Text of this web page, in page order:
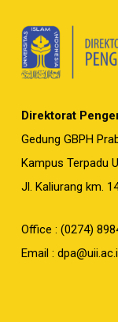
Direktorat
Gedung GBPH
Kampus Terpadu
Jl. Kaliurang km.
Office : (0274)
Email :